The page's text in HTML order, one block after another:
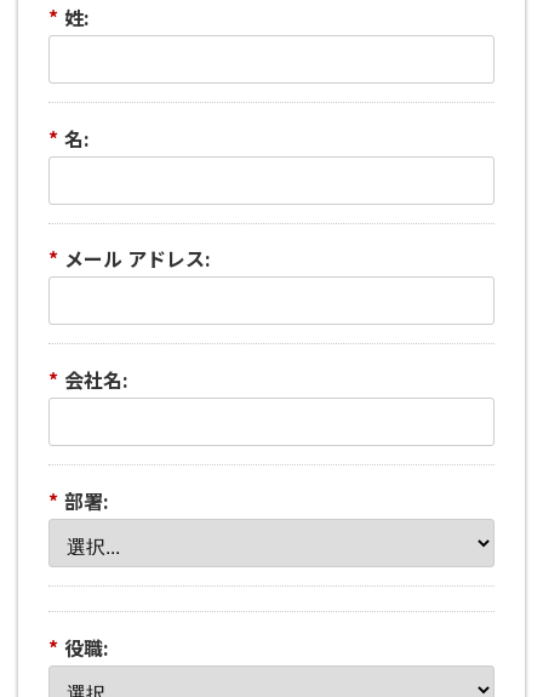
* 姓:
* 名:
* メール アドレス:
* 会社名:
* 部署:
* 役職: